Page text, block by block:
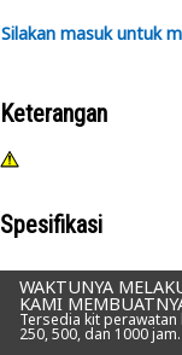
Silakan masuk untuk
Keterangan
Spesifikasi
WAKTUNYA
KAMI
Tersedia kit
250, 500, dan 1000 jam.